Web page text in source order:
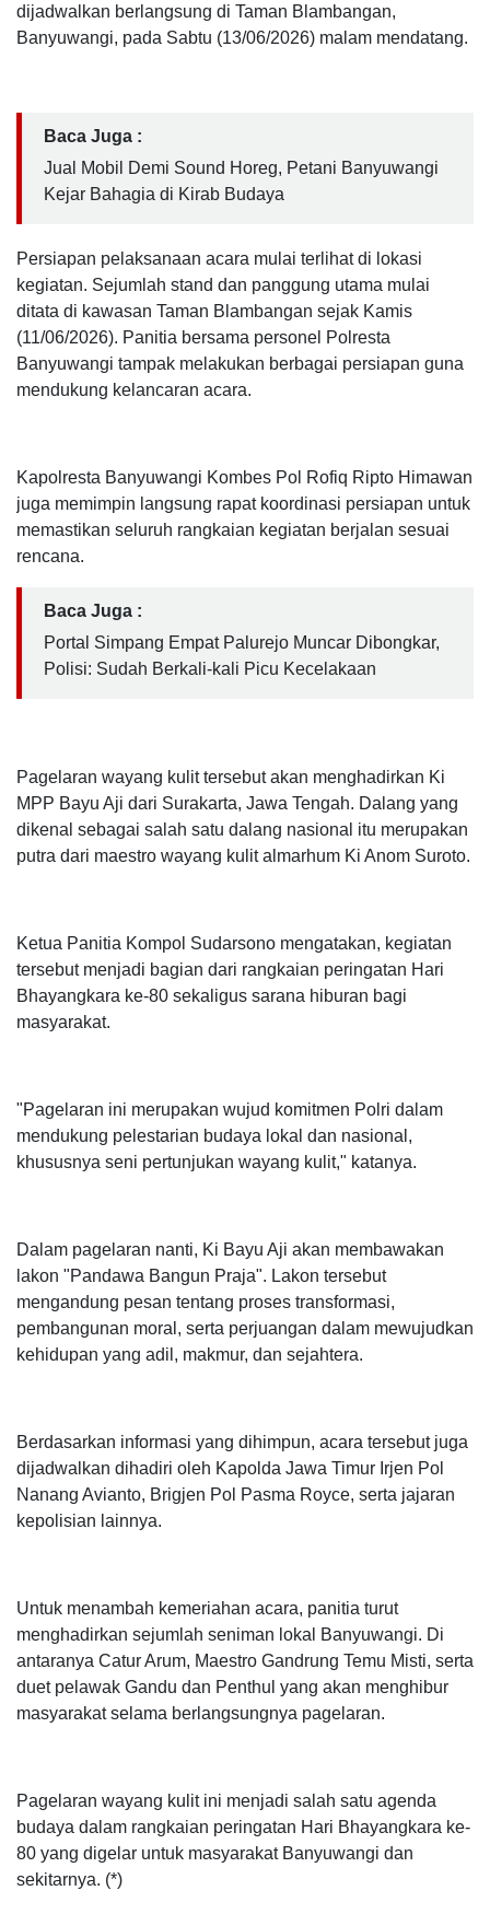
dijadwalkan berlangsung di Taman Blambangan,
Banyuwangi, pada Sabtu (13/06/2026) malam mendatang.
Baca Juga :
Jual Mobil Demi Sound Horeg, Petani Banyuwangi
Kejar Bahagia di Kirab Budaya
Persiapan pelaksanaan acara mulai terlihat di lokasi
kegiatan. Sejumlah stand dan panggung utama mulai
ditata di kawasan Taman Blambangan sejak Kamis
(11/06/2026). Panitia bersama personel Polresta
Banyuwangi tampak melakukan berbagai persiapan guna
mendukung kelancaran acara.
Kapolresta Banyuwangi Kombes Pol Rofiq Ripto Himawan
juga memimpin langsung rapat koordinasi persiapan untuk
memastikan seluruh rangkaian kegiatan berjalan sesuai
rencana.
Baca Juga :
Portal Simpang Empat Palurejo Muncar Dibongkar,
Polisi: Sudah Berkali-kali Picu Kecelakaan
Pagelaran wayang kulit tersebut akan menghadirkan Ki
MPP Bayu Aji dari Surakarta, Jawa Tengah. Dalang yang
dikenal sebagai salah satu dalang nasional itu merupakan
putra dari maestro wayang kulit almarhum Ki Anom Suroto.
Ketua Panitia Kompol Sudarsono mengatakan, kegiatan
tersebut menjadi bagian dari rangkaian peringatan Hari
Bhayangkara ke-80 sekaligus sarana hiburan bagi
masyarakat.
"Pagelaran ini merupakan wujud komitmen Polri dalam
mendukung pelestarian budaya lokal dan nasional,
khususnya seni pertunjukan wayang kulit," katanya.
Dalam pagelaran nanti, Ki Bayu Aji akan membawakan
lakon "Pandawa Bangun Praja". Lakon tersebut
mengandung pesan tentang proses transformasi,
pembangunan moral, serta perjuangan dalam mewujudkan
kehidupan yang adil, makmur, dan sejahtera.
Berdasarkan informasi yang dihimpun, acara tersebut juga
dijadwalkan dihadiri oleh Kapolda Jawa Timur Irjen Pol
Nanang Avianto, Brigjen Pol Pasma Royce, serta jajaran
kepolisian lainnya.
Untuk menambah kemeriahan acara, panitia turut
menghadirkan sejumlah seniman lokal Banyuwangi. Di
antaranya Catur Arum, Maestro Gandrung Temu Misti, serta
duet pelawak Gandu dan Penthul yang akan menghibur
masyarakat selama berlangsungnya pagelaran.
Pagelaran wayang kulit ini menjadi salah satu agenda
budaya dalam rangkaian peringatan Hari Bhayangkara ke-
80 yang digelar untuk masyarakat Banyuwangi dan
sekitarnya. (*)